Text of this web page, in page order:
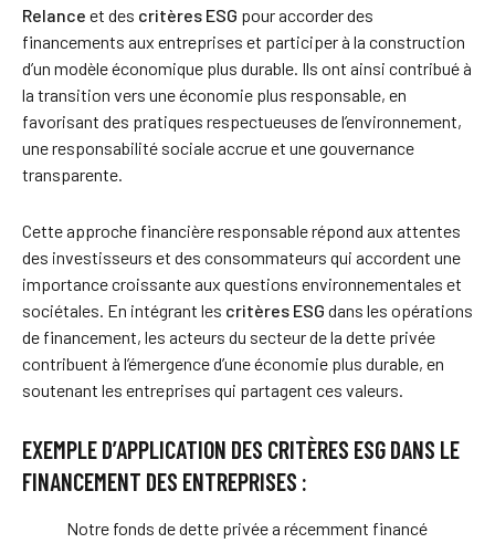
Relance et des critères ESG pour accorder des
financements aux entreprises et participer à la construction
d’un modèle économique plus durable. Ils ont ainsi contribué à
la transition vers une économie plus responsable, en
favorisant des pratiques respectueuses de l’environnement,
une responsabilité sociale accrue et une gouvernance
transparente.
Cette approche financière responsable répond aux attentes
des investisseurs et des consommateurs qui accordent une
importance croissante aux questions environnementales et
sociétales. En intégrant les critères ESG dans les opérations
de financement, les acteurs du secteur de la dette privée
contribuent à l’émergence d’une économie plus durable, en
soutenant les entreprises qui partagent ces valeurs.
EXEMPLE D’APPLICATION DES CRITÈRES ESG DANS LE
FINANCEMENT DES ENTREPRISES :
Notre fonds de dette privée a récemment financé